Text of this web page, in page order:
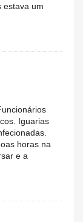
estava um
Iguarias
horas na
e a